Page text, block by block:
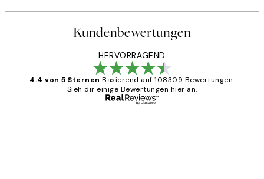
Kundenbewertungen
HERVORRAGEND
4.4 von 5 Sternen Basierend auf 108309 Bewertungen.
Sieh dir einige Bewertungen hier an.